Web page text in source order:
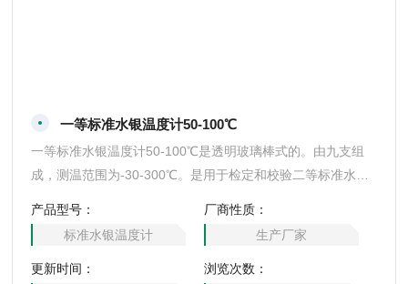
一等标准水银温度计50-100℃
一等标准水银温度计50-100℃是透明玻璃棒式的。由九支组
成，测温范围为-30-300℃。是用于检定和校验二等标准水银
前我国在检定和传递中温范围内温度值的主要仪表。上海行知
仪表厂专业供应.
产品型号：
标准水银温度计
厂商性质：
生产厂家
更新时间：
浏览次数：